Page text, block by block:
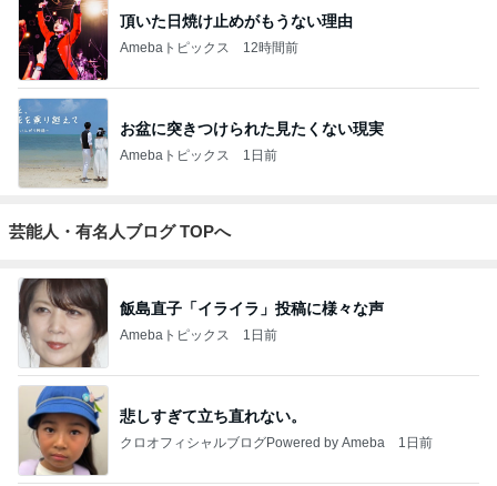
頂いた日焼け止めがもうない理由
Amebaトピックス 12時間前
お盆に突きつけられた見たくない現実
Amebaトピックス 1日前
芸能人・有名人ブログ TOPへ
飯島直子「イライラ」投稿に様々な声
Amebaトピックス 1日前
悲しすぎて立ち直れない。
クロオフィシャルブログPowered by Ameba 1日前